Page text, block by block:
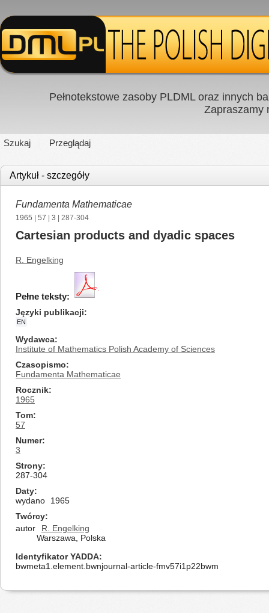
Pełnotekstowe zasoby PLDML oraz innych
Zapraszamy
Szukaj Przeglądaj
Artykuł - szczegóły
Fundamenta Mathematicae
1965 57 3 | 287-304
Cartesian products and dyadic spaces
R. Engelking
Pełne teksty:
Języki publikacji
EN
Wydawca
Institute of Mathematics Polish Academy of Sciences
Czasopismo
Fundamenta Mathematicae
Rocznik
1965
Tom
57
Numer
3
Strony
287-304
Daty
wydano
1965
Twórcy
autor
R. Engelking
Warszawa, Polska
Identyfikator YADDA
bwmeta1.element.bwnjournal-article-fmv57i1p22bwm